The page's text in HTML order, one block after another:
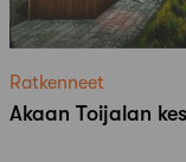
Ratkenneet
Akaan Toijalan